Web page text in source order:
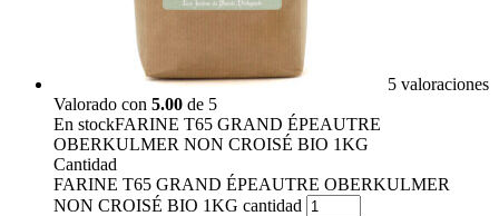
5 valoraciones
Valorado con 5.00 de 5
En stockFARINE T65 GRAND ÉPEAUTRE
OBERKULMER NON CROISÉ BIO 1KG
Cantidad
FARINE T65 GRAND ÉPEAUTRE OBERKULMER
NON CROISÉ BIO 1KG cantidad